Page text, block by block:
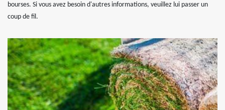
bourses. Si vous avez besoin d'autres informations, veuillez lui passer un
coup de fil.